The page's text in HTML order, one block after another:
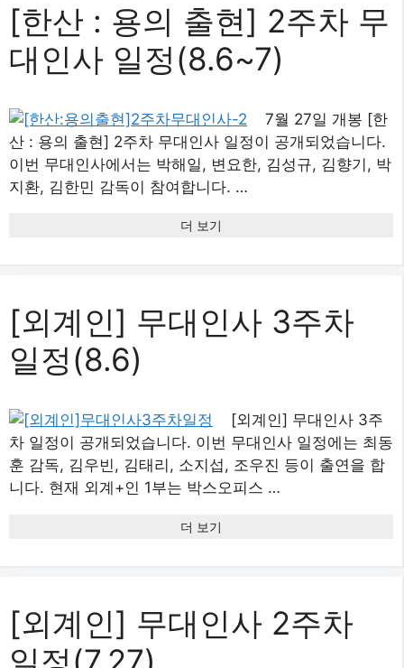
[한산 : 용의 출현] 2주차 무
대인사 일정(8.6~7)
7월 27일 개봉 [한
산 : 용의 출현] 2주차 무대인사 일정이 공개되었습니다.
이번 무대인사에서는 박해일, 변요한, 김성규, 김향기, 박
지환, 김한민 감독이 참여합니다. …
더 보기
[외계인] 무대인사 3주차
일정(8.6)
[외계인] 무대인사 3주
차 일정이 공개되었습니다. 이번 무대인사 일정에는 최동
훈 감독, 김우빈, 김태리, 소지섭, 조우진 등이 출연을 합
니다. 현재 외계+인 1부는 박스오피스 …
더 보기
[외계인] 무대인사 2주차
일정(7.27)